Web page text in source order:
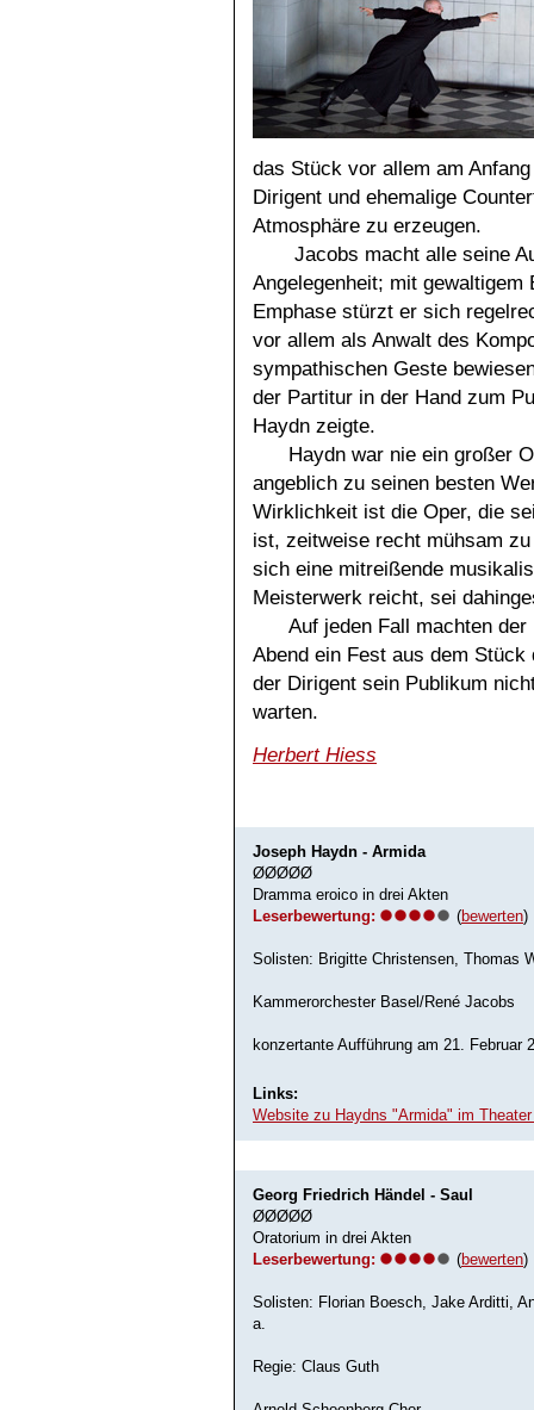
das Stück vor allem am
Dirigent und ehemalige
Atmosphäre zu erzeugen.
Jacobs macht alle seine
Angelegenheit; mit gewaltigem
Emphase stürzt er sich
vor allem als Anwalt des
sympathischen Geste
der Partitur in der Hand zum
Haydn zeigte.
Haydn war nie ein großer
angeblich zu seinen besten
Wirklichkeit ist die Oper, die
ist, zeitweise recht mühsam
sich eine mitreißende
Meisterwerk reicht, sei
Auf jeden Fall machten
Abend ein Fest aus dem
der Dirigent sein Publikum
warten.
Herbert Hiess
Joseph Haydn - Armida
ØØØØØ
Dramma eroico in drei Akten
Leserbewertung: (bewerten)
Solisten: Brigitte Christensen, Thomas
Kammerorchester Basel/René Jacobs
konzertante Aufführung am 21. Februar
Links:
Website zu Haydns "Armida" im
Georg Friedrich Händel - Saul
ØØØØØ
Oratorium in drei Akten
Leserbewertung: (bewerten)
Solisten: Florian Boesch, Jake Arditti,
a.
Regie: Claus Guth